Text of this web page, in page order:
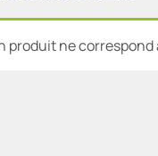
produit ne correspond